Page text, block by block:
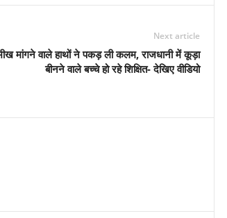
Next article
मांगने वाले हाथों ने पकड़ ली कलम, राजधानी में कूड़ा
बीनने वाले बच्चे हो रहे शिक्षित- देखिए वीडियो